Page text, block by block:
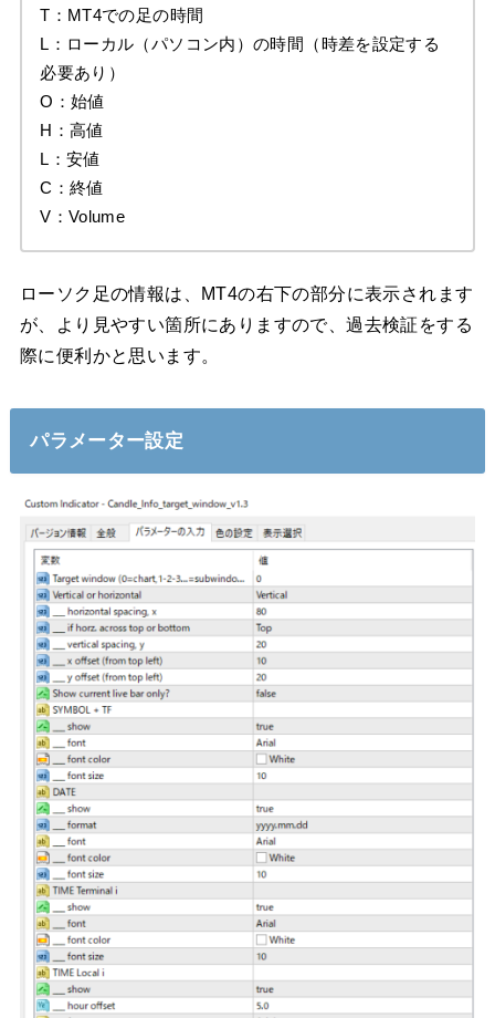
T：MT4での足の時間
L：ローカル（パソコン内）の時間（時差を設定する
必要あり）
O：始値
H：高値
L：安値
C：終値
V：Volume
ローソク足の情報は、MT4の右下の部分に表示されます
が、より見やすい箇所にありますので、過去検証をする
際に便利かと思います。
パラメーター設定